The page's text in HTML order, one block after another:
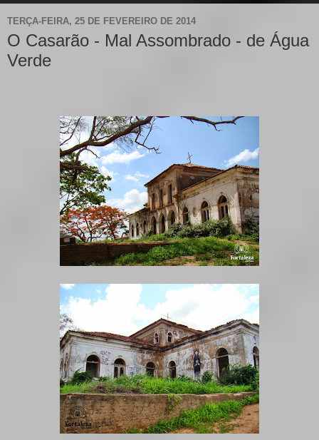
TERÇA-FEIRA, 25 DE FEVEREIRO DE 2014
O Casarão - Mal Assombrado - de Água
Verde